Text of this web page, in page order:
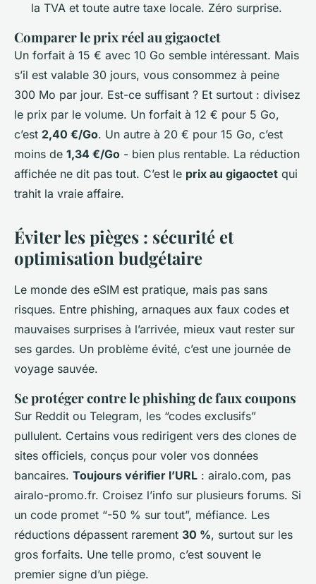
la TVA et toute autre taxe locale. Zéro surprise.
Comparer le prix réel au gigaoctet
Un forfait à 15 € avec 10 Go semble intéressant. Mais
s’il est valable 30 jours, vous consommez à peine
300 Mo par jour. Est-ce suffisant ? Et surtout : divisez
le prix par le volume. Un forfait à 12 € pour 5 Go,
c’est 2,40 €/Go. Un autre à 20 € pour 15 Go, c’est
moins de 1,34 €/Go - bien plus rentable. La réduction
affichée ne dit pas tout. C’est le prix au gigaoctet qui
trahit la vraie affaire.
Éviter les pièges : sécurité et
optimisation budgétaire
Le monde des eSIM est pratique, mais pas sans
risques. Entre phishing, arnaques aux faux codes et
mauvaises surprises à l’arrivée, mieux vaut rester sur
ses gardes. Un problème évité, c’est une journée de
voyage sauvée.
Se protéger contre le phishing de faux coupons
Sur Reddit ou Telegram, les “codes exclusifs”
pullulent. Certains vous redirigent vers des clones de
sites officiels, conçus pour voler vos données
bancaires. Toujours vérifier l’URL : airalo.com, pas
airalo-promo.fr. Croisez l’info sur plusieurs forums. Si
un code promet “-50 % sur tout”, méfiance. Les
réductions dépassent rarement 30 %, surtout sur les
gros forfaits. Une telle promo, c’est souvent le
premier signe d’un piège.